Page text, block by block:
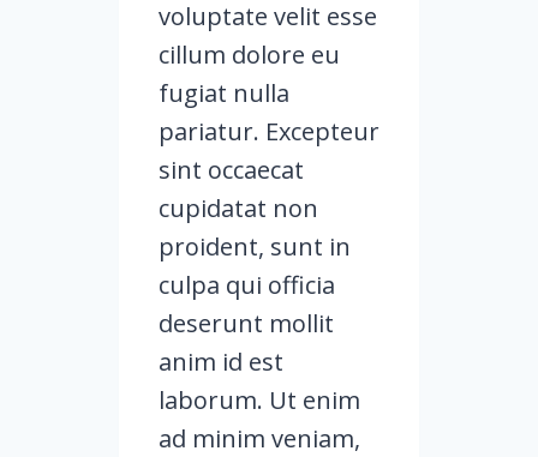
voluptate velit esse
cillum dolore eu
fugiat nulla
pariatur. Excepteur
sint occaecat
cupidatat non
proident, sunt in
culpa qui officia
deserunt mollit
anim id est
laborum. Ut enim
ad minim veniam,